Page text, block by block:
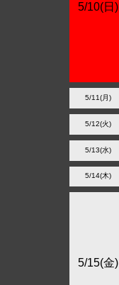
5/10(日)
5/11(月)
5/12(火)
5/13(水)
5/14(木)
5/15(金)